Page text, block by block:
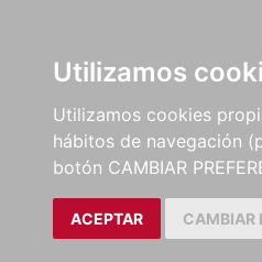
Utilizamos
Utilizamos cookies
hábitos de navegación
botón CAMBIAR
ACEPTAR CAMBIAR
LIBROS
MÉTODOS Y
EJERCICIOS